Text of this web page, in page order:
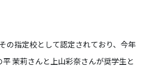
の指定校として認定されており、今年
茉莉さんと上山彩奈さんが奨学生と